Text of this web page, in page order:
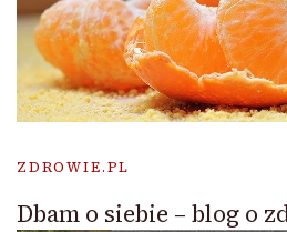
ZDROWIE.PL
Dbam o siebie – blog o